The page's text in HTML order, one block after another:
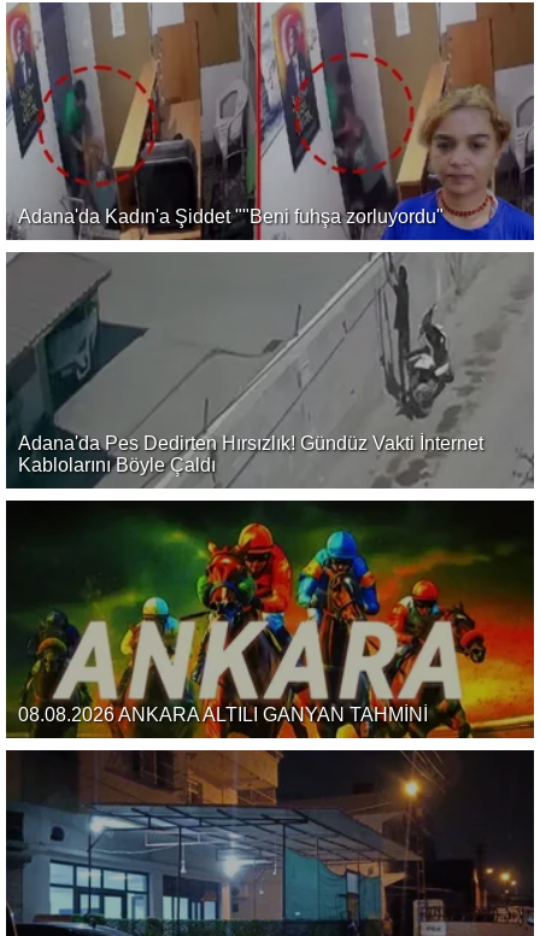
Adana'da Kadın'a Şiddet ""Beni fuhşa zorluyordu"
Adana'da Pes Dedirten Hırsızlık! Gündüz Vakti İnternet
Kablolarını Böyle Çaldı
08.08.2026 ANKARA ALTILI GANYAN TAHMİNİ